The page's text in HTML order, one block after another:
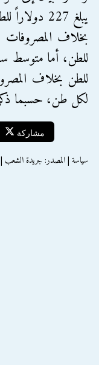
لكل طن، حسبما ذكر
مشاركة
سياسة | المصدر: جريدة الشعب | تاريخ